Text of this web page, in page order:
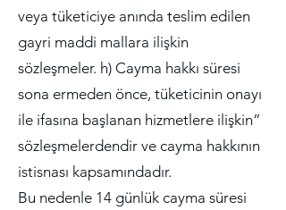
veya tüketiciye anında teslim edilen
gayri maddi mallara ilişkin
sözleşmeler. h) Cayma hakkı süresi
sona ermeden önce, tüketicinin onayı
ile ifasına başlanan hizmetlere ilişkin”
sözleşmelerdendir ve cayma hakkının
istisnası kapsamındadır.
Bu nedenle 14 günlük cayma süresi